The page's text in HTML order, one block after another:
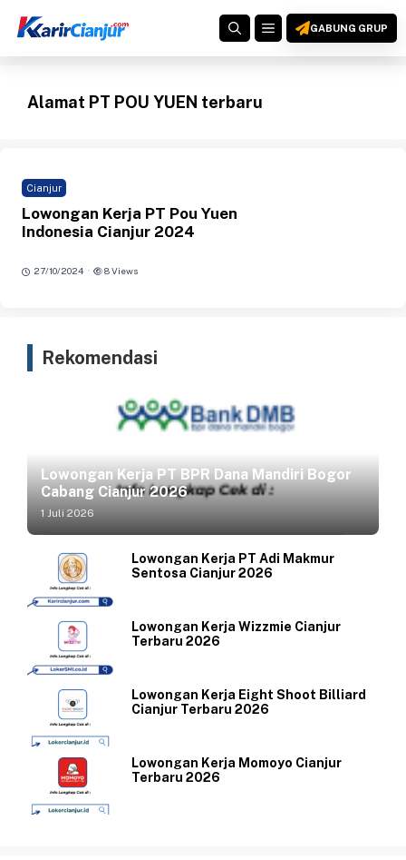
MENUGABUNG GRUP
Alamat PT POU YUEN terbaru
Cianjur
Lowongan Kerja PT Pou Yuen
Indonesia Cianjur 2024
27/10/2024 · 8 Views
Rekomendasi
Lowongan Kerja PT BPR Dana Mandiri Bogor
Cabang Cianjur 2026
1 Juli 2026
Lowongan Kerja PT Adi Makmur
Sentosa Cianjur 2026
Lowongan Kerja Wizzmie Cianjur
Terbaru 2026
Lowongan Kerja Eight Shoot Billiard
Cianjur Terbaru 2026
Lowongan Kerja Momoyo Cianjur
Terbaru 2026